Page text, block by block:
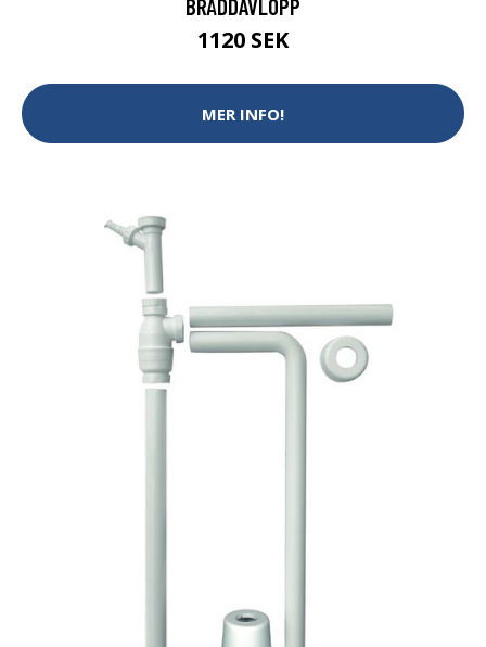
BRÄDDAVLOPP
1120 SEK
MER INFO!